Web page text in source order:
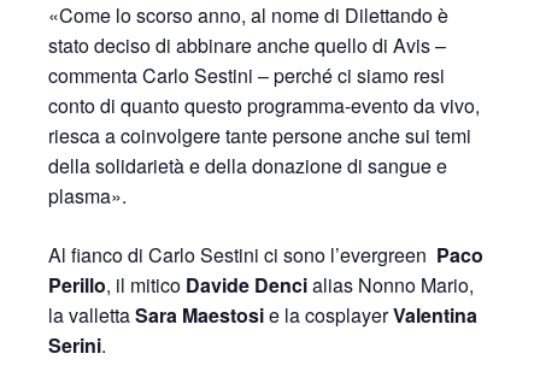
«Come lo scorso anno, al nome di Dilettando è
stato deciso di abbinare anche quello di Avis –
commenta Carlo Sestini – perché ci siamo resi
conto di quanto questo programma-evento da vivo,
riesca a coinvolgere tante persone anche sui temi
della solidarietà e della donazione di sangue e
plasma».
Al fianco di Carlo Sestini ci sono l’evergreen Paco
Perillo, il mitico Davide Dencialias Nonno Mario,
la vallettaSara Maestosie la cosplayerValentina
Serini.